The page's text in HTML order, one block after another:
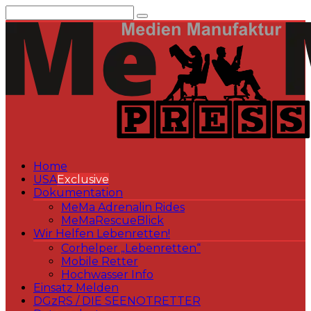
Inhalt
springen
Home
USAExclusive
Dokumentation
MeMa Adrenalin Rides
MeMaRescueBlick
Wir Helfen Lebenretten!
Corhelper „Lebenretten“
Mobile Retter
Hochwasser Info
Einsatz Melden
DGzRS / DIE SEENOTRETTER